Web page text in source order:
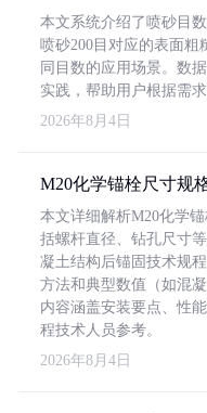
本文系统介绍了喷砂目
喷砂200目对应的表面粗
同目数的应用场景。数
实践，帮助用户根据需
2026年8月4日
M20化学锚栓尺寸规
本文详细解析M20化学
括螺杆直径、钻孔尺寸
凝土结构后锚固技术规
方法和典型数值（如混
内容涵盖安装要点、性
程技术人员参考。
2026年8月4日